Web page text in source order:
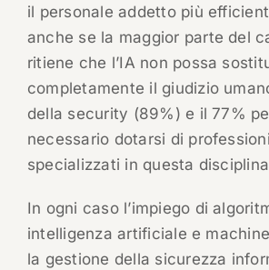
il personale addetto più
anche se la maggior parte del
ritiene che l’IA non possa
completamente il giudizio
della security (89%) e il 77%
necessario dotarsi di
specializzati in questa
In ogni caso l’impiego di
intelligenza artificiale e
la gestione della sicurezza